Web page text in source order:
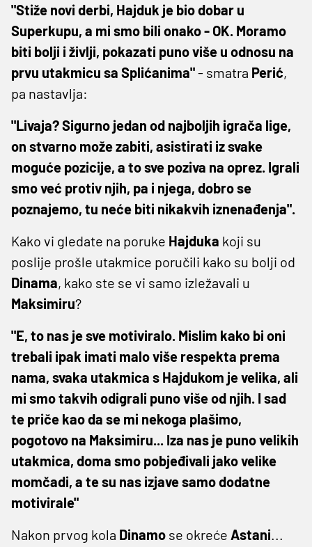
"Stiže novi derbi, Hajduk je bio dobar u
Superkupu, a mi smo bili onako - OK. Moramo
biti bolji i življi, pokazati puno više u odnosu na
prvu utakmicu sa Splićanima"- smatra Perić,
pa nastavlja:
"Livaja? Sigurno jedan od najboljih igrača lige,
on stvarno može zabiti, asistirati iz svake
moguće pozicije, a to sve poziva na oprez. Igrali
smo već protiv njih, pa i njega, dobro se
poznajemo, tu neće biti nikakvih iznenađenja".
Kako vi gledate na poruke Hajduka koji su
poslije prošle utakmice poručili kako su bolji od
Dinama, kako ste se vi samo izležavali u
Maksimiru?
"E, to nas je sve motiviralo. Mislim kako bi oni
trebali ipak imati malo više respekta prema
nama, svaka utakmica s Hajdukom je velika, ali
mi smo takvih odigrali puno više od njih. I sad
te priče kao da se mi nekoga plašimo,
pogotovo na Maksimiru... Iza nas je puno velikih
utakmica, doma smo pobjeđivali jako velike
momčadi, a te su nas izjave samo dodatne
motivirale"
Nakon prvog kola Dinamo se okreće Astani...